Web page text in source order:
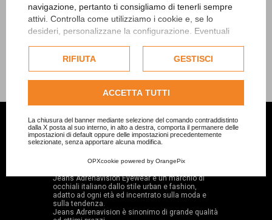
navigazione, pertanto ti consigliamo di tenerli sempre
attivi. Controlla come utilizziamo i cookie e, se lo
desideri, personalizzane la configurazione. Eventuali
esclusivamente previa acquisizione del consenso
RIFIUTA GESTISCI
ACCETTA TUTTI
La chiusura del banner mediante selezione del comando contraddistinto
dalla X posta al suo interno, in alto a destra, comporta il permanere delle
impostazioni di default oppure delle impostazioni precedentemente
selezionate, senza apportare alcuna modifica.
OPXcookie powered by OrangePix
Jeans Adrenavision Eyewear è un marchio di
occhiali italiano dallo stile urban e fashion,
adatto ad ogni età ed incentrato sulla moda e
sulla tendenza.
Jeans Adrenavision è sinonimo di grande qualità